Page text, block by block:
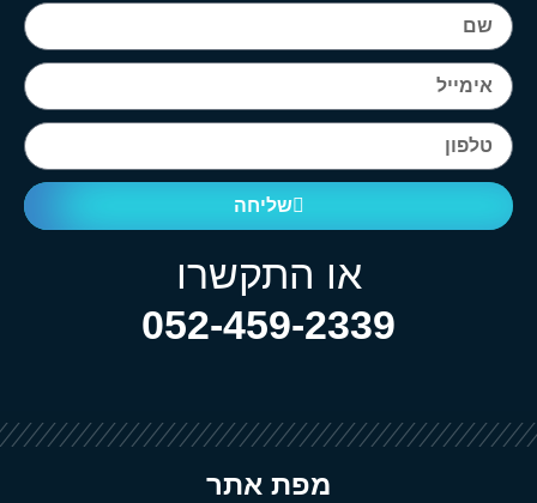
שליחה
או התקשרו
052-459-2339
מפת אתר